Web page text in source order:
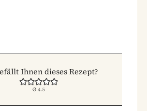
Ihnen dieses Rezept?
Ø 4.5